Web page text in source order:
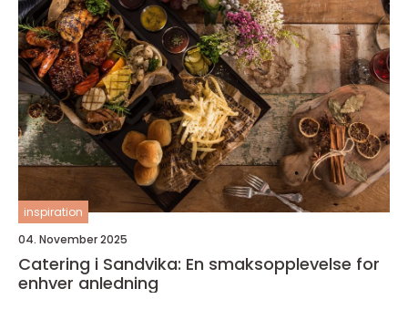
inspiration
04. November 2025
Catering i Sandvika: En smaksopplevelse for
enhver anledning